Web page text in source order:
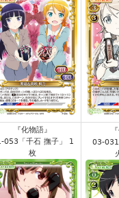
『化物語』
053「千石 撫子」 1
枚
03-031